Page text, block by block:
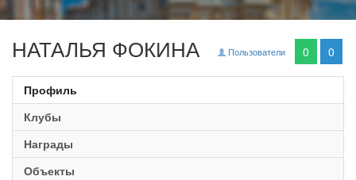
Пользователи 0 0
НАТАЛЬЯ ФОКИНА
Профиль
Клубы
Награды
Объекты